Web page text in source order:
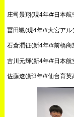
庄司景翔(現4年/#日本航
冨田颯(現4年/#大宮ア
石倉潤征(新4年/#前橋商
吉川元輝(新4年/#日本航
佐藤遼(新3年/#仙台育英